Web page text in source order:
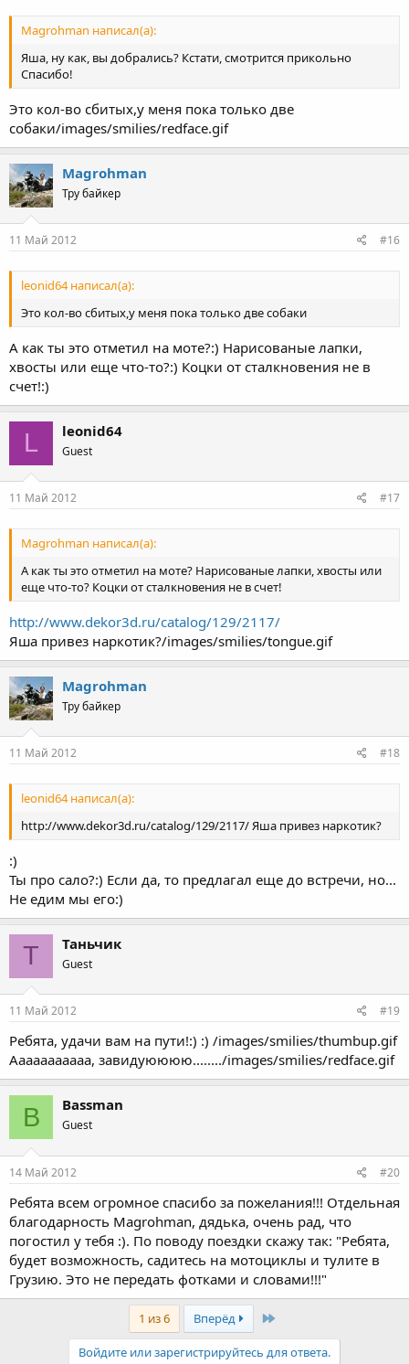
Magrohman написал(а):
Яша, ну как, вы добрались? Кстати, смотрится прикольно
Спасибо!
Это кол-во сбитых,у меня пока только две
собаки/images/smilies/redface.gif
Magrohman
Тру байкер
11 Май 2012 #16
leonid64 написал(а):
Это кол-во сбитых,у меня пока только две собаки
А как ты это отметил на моте?:) Нарисованые лапки,
хвосты или еще что-то?:) Коцки от сталкновения не в
счет!:)
L leonid64
Guest
11 Май 2012 #17
Magrohman написал(а):
А как ты это отметил на моте? Нарисованые лапки, хвосты или
еще что-то? Коцки от сталкновения не в счет!
http://www.dekor3d.ru/catalog/129/2117/
Яша привез наркотик?/images/smilies/tongue.gif
Magrohman
Тру байкер
11 Май 2012 #18
leonid64 написал(а):
http://www.dekor3d.ru/catalog/129/2117/ Яша привез наркотик?
:)
Ты про сало?:) Если да, то предлагал еще до встречи, но...
Не едим мы его:)
Т Таньчик
Guest
11 Май 2012 #19
Ребята, удачи вам на пути!:) :) /images/smilies/thumbup.gif
Ааааааааааа, завидуюююю......../images/smilies/redface.gif
B Bassman
Guest
14 Май 2012 #20
Ребята всем огромное спасибо за пожелания!!! Отдельная
благодарность Magrohman, дядька, очень рад, что
погостил у тебя :). По поводу поездки скажу так: "Ребята,
будет возможность, садитесь на мотоциклы и тулите в
Грузию. Это не передать фотками и словами!!!"
1 из 6 Вперёд Last
Войдите или зарегистрируйтесь для ответа.